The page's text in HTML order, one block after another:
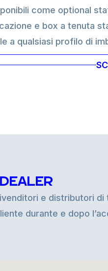
come optional
e box a tenuta
a qualsiasi profilo di
e distributori
durante e dopo